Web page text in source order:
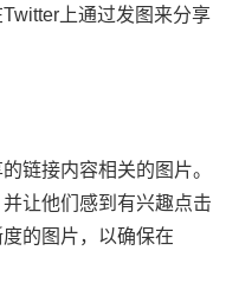
上通过发图来分享
链接内容相关的图片。
让他们感到有兴趣点击
的图片，以确保在